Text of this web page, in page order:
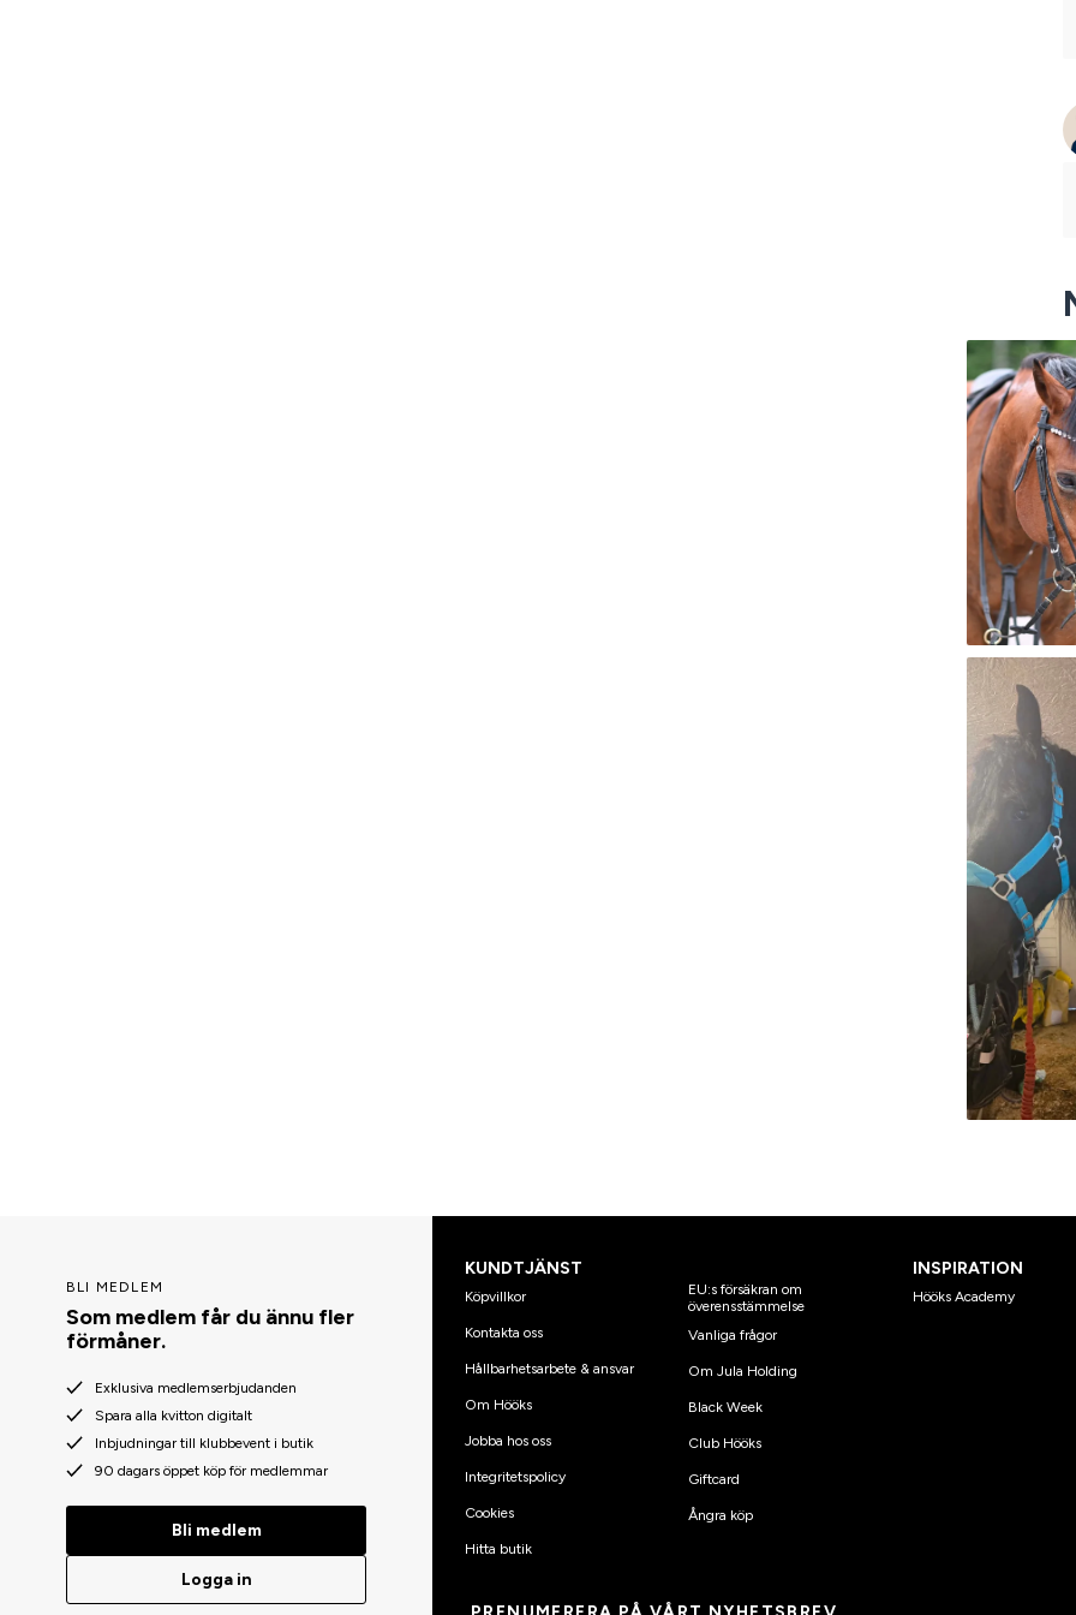
BLI MEDLEM
Som medlem får du ännu fler
förmåner.
Exklusiva medlemserbjudanden
Spara alla kvitton digitalt
Inbjudningar till klubbevent i butik
90 dagars öppet köp för medlemmar
Bli medlem
Logga in
KUNDTJÄNST
Köpvillkor
Kontakta oss
Hållbarhetsarbete & ansvar
Om Hööks
Jobba hos oss
Integritetspolicy
Cookies
Hitta butik
EU:s försäkran om
överensstämmelse
Vanliga frågor
Om Jula Holding
Black Week
Club Hööks
Giftcard
Ångra köp
INSPIRATION
Hööks Academy